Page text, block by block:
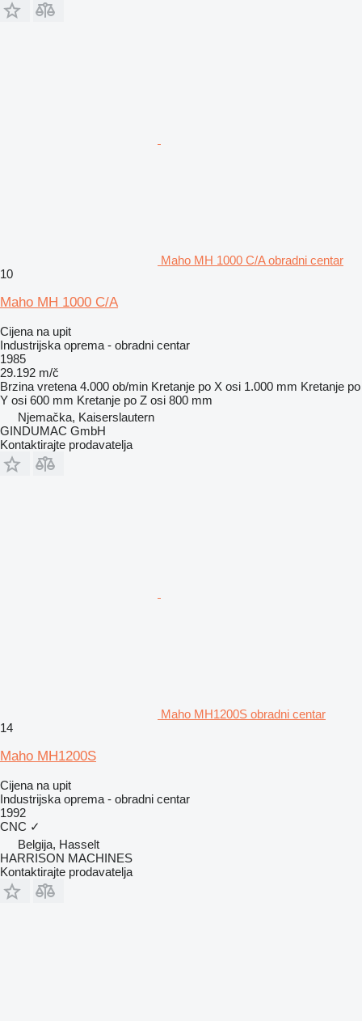
Maho MH 1000 C/A obradni centar
10
Maho MH 1000 C/A
Cijena na upit
Industrijska oprema - obradni centar
1985
29.192 m/č
Brzina vretena 4.000 ob/min Kretanje po X osi 1.000 mm Kretanje po
Y osi 600 mm Kretanje po Z osi 800 mm
Njemačka, Kaiserslautern
GINDUMAC GmbH
Kontaktirajte prodavatelja
Maho MH1200S obradni centar
14
Maho MH1200S
Cijena na upit
Industrijska oprema - obradni centar
1992
CNC ✓
Belgija, Hasselt
HARRISON MACHINES
Kontaktirajte prodavatelja